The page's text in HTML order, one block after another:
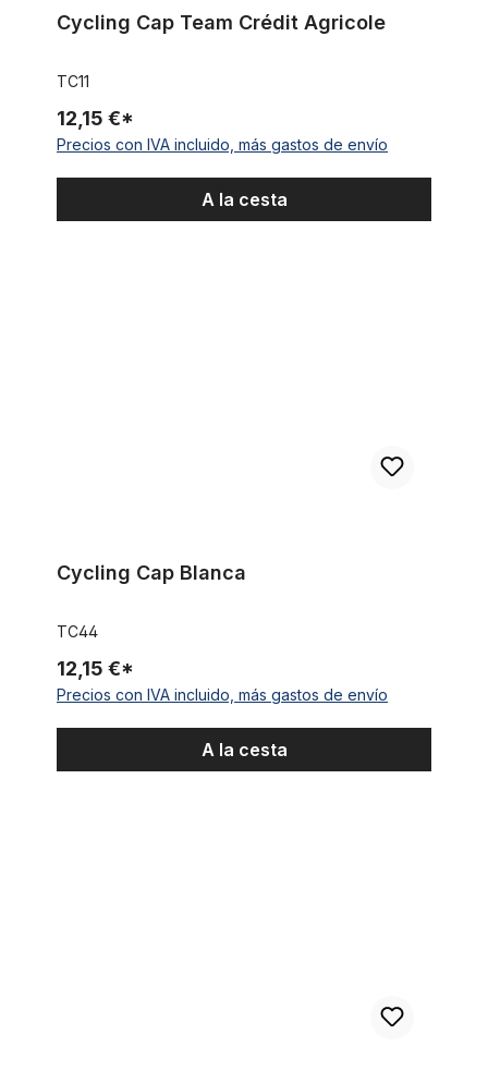
Cycling Cap Team Crédit Agricole
TC11
12,15 €*
Precios con IVA incluido, más gastos de envío
A la cesta
Cycling Cap Blanca
TC44
12,15 €*
Precios con IVA incluido, más gastos de envío
A la cesta